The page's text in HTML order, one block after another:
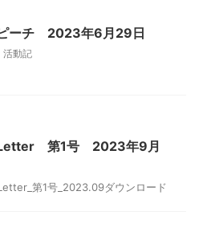
ーチ 2023年6月29日
動記
第1号 2023年9月
第1号_2023.09ダウンロード